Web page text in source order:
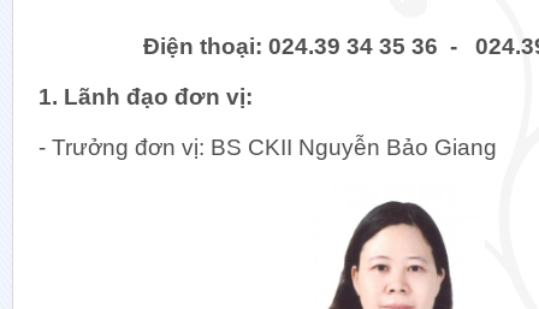
Điện thoại: 024.39 34 35 36 -
1. Lãnh đạo đơn vị:
- Trưởng đơn vị: BS CKII Nguyễn Bảo Giang